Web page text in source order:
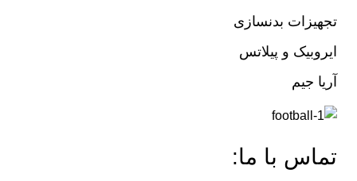
تجهیزات بدنسازی
ایروبیک و پیلاتس
آریا جیم
تماس با ما: